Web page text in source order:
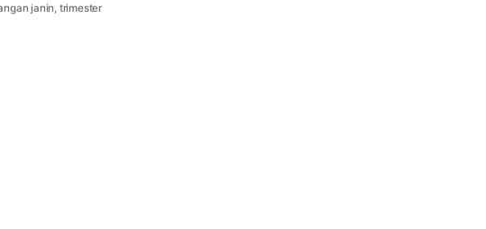
janin trimester